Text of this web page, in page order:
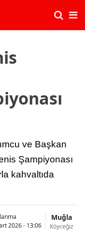
ve Başkan
Şampiyonası
kahvaltıda
2026 - 13:06
Muğla
Köyceğiz